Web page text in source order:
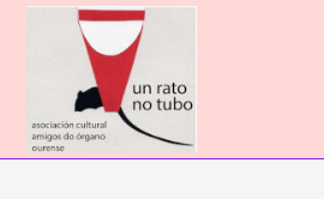
Saltar